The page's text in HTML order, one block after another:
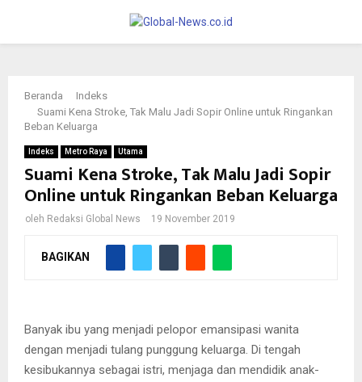
PRIMARY
MENU
Beranda
Indeks
Suami Kena Stroke, Tak Malu Jadi Sopir Online untuk Ringankan
Beban Keluarga
Indeks Metro Raya Utama
Suami Kena Stroke, Tak Malu Jadi Sopir
Online untuk Ringankan Beban Keluarga
oleh Redaksi Global News 19 November 2019
BAGIKAN
Banyak ibu yang menjadi pelopor emansipasi wanita
dengan menjadi tulang punggung keluarga. Di tengah
kesibukannya sebagai istri, menjaga dan mendidik anak-